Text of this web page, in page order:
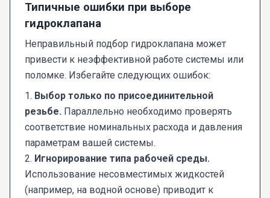
Типичные ошибки при выборе
гидроклапана
Неправильный подбор гидроклапана может
привести к неэффективной работе системы или
поломке. Избегайте следующих ошибок:
1. Выбор только по присоединительной
резьбе. Параллельно необходимо проверять
соответствие номинальных расхода и давления
параметрам вашей системы.
2. Игнорирование типа рабочей среды.
Использование несовместимых жидкостей
(например, на водной основе) приводит к